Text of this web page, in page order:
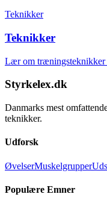
Teknikker
Teknikker
Lær om træningsteknikker
Styrkelex.dk
Danmarks mest
teknikker.
Udforsk
ØvelserMuskelgrupper
Populære Emner